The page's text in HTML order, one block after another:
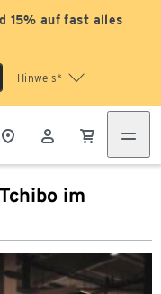
15% auf fast alles
Hinweis*
im